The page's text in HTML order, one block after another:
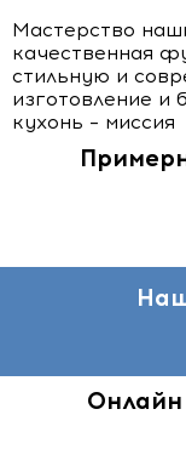
Мастерство
качественная
стильную и
изготовление и
кухонь –